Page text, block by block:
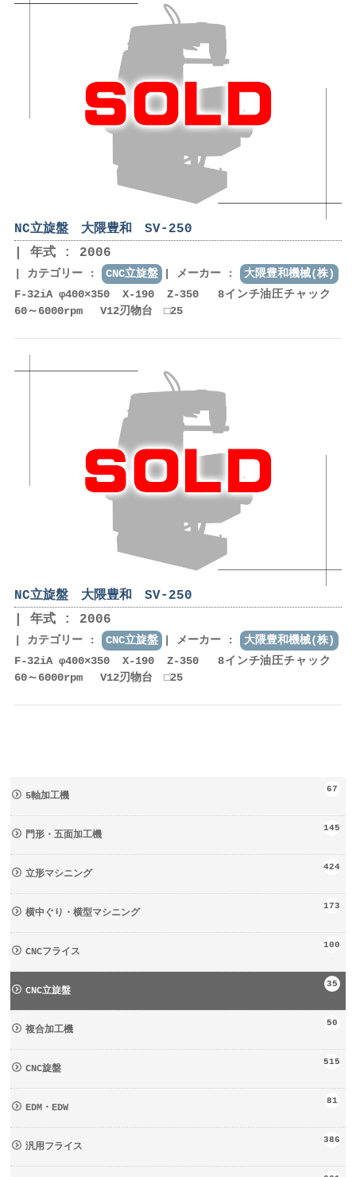
NC立旋盤 大隈豊和 SV-250
年式 : 2006
カテゴリー : CNC立旋盤 メーカー :
大隈豊和機械(株)
F-32iA φ400×350 X-190 Z-350 8インチ油圧チャック
60～6000rpm V12刃物台 □25
NC立旋盤 大隈豊和 SV-250
年式 : 2006
カテゴリー : CNC立旋盤 メーカー :
大隈豊和機械(株)
F-32iA φ400×350 X-190 Z-350 8インチ油圧チャック
60～6000rpm V12刃物台 □25
5軸加工機
67
門形・五面加工機
145
立形マシニング
424
横中ぐり・横型マシニング
173
CNCフライス
100
CNC立旋盤
35
複合加工機
50
CNC旋盤
515
EDM・EDW
81
汎用フライス
386